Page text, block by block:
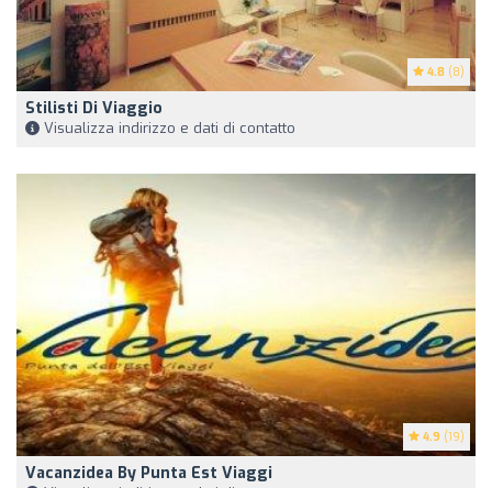
4.8 (8)
Stilisti Di Viaggio
Visualizza indirizzo e dati di contatto
4.9 (19)
Vacanzidea By Punta Est Viaggi